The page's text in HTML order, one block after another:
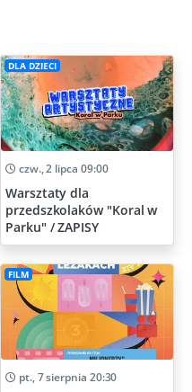
DLA DZIECI
czw., 2 lipca 09:00
Warsztaty dla
przedszkolaków "Koral w
Parku" / ZAPISY
FILM
pt., 7 sierpnia 20:30